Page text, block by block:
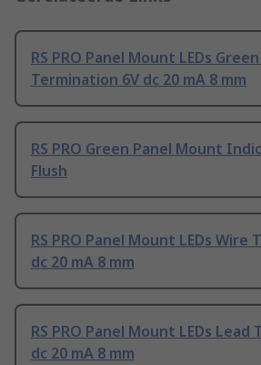
RS PRO Panel Mount LEDs
Termination 6V dc 20 mA 8 mm
RS PRO Green Panel Mount
Flush
RS PRO Panel Mount LEDs Wire
dc 20 mA 8 mm
RS PRO Panel Mount LEDs
dc 20 mA 8 mm